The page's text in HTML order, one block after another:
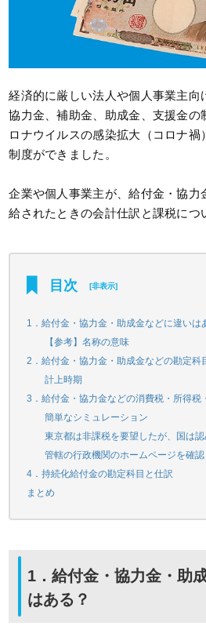
経済的に厳しい法人や個人事業主向
協力金、補助金、助成金、支援金の
ロナウイルスの感染拡大（コロナ
制度ができました。
企業や個人事業主が、給付金・協力
給されたときの会計仕訳と課税につ
目次 [非表示]
1．給付金・協力金・助成金などに違いは
【参考】名称の意味
2．給付金・協力金・助成金などの勘定科
計上時期
3．給付金・協力金などの消費税・所得税
簡単なシミュレーション
東京都は非課税を要望したが、国は
管轄の行政機関のホームページを確
4．持続化給付金の勘定科目と仕訳
まとめ
1．給付金・協力金・助
はある？